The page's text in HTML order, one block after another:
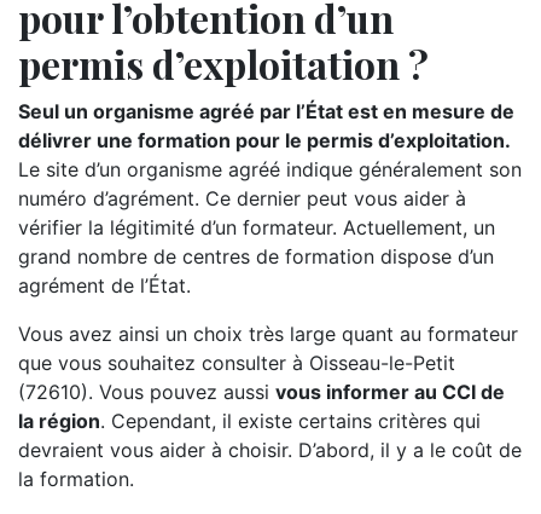
pour l’obtention d’un
permis d’exploitation ?
Seul un organisme agréé par l’État est en mesure de
délivrer une formation pour le permis d’exploitation.
Le site d’un organisme agréé indique généralement son
numéro d’agrément. Ce dernier peut vous aider à
vérifier la légitimité d’un formateur. Actuellement, un
grand nombre de centres de formation dispose d’un
agrément de l’État.
Vous avez ainsi un choix très large quant au formateur
que vous souhaitez consulter à Oisseau-le-Petit
(72610). Vous pouvez aussi vous informer au CCI de
la région. Cependant, il existe certains critères qui
devraient vous aider à choisir. D’abord, il y a le coût de
la formation.